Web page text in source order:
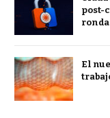
post-
El